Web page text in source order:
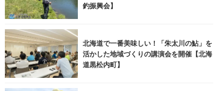
釣振興会】
北海道で一番美味しい！「朱太川の鮎」を
活かした地域づくりの講演会を開催【北海
道黒松内町】